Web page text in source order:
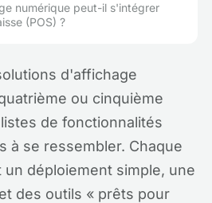
numérique peut-il s'intégrer
(POS) ?
d'affichage
ou cinquième
de fonctionnalités
à se ressembler. Chaque
déploiement simple, une
des outils « prêts pour